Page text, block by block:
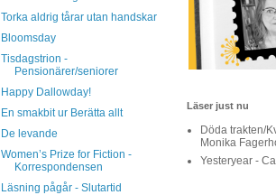
Torka aldrig tårar utan handskar
Bloomsday
Tisdagstrion -
Pensionärer/seniorer
Happy Dallowday!
En smakbit ur Berätta allt
De levande
Women’s Prize for Fiction -
Korrespondensen
Läsning pågår - Slutartid
Läser just nu
Döda trakten/
Monika
Yesteryear -